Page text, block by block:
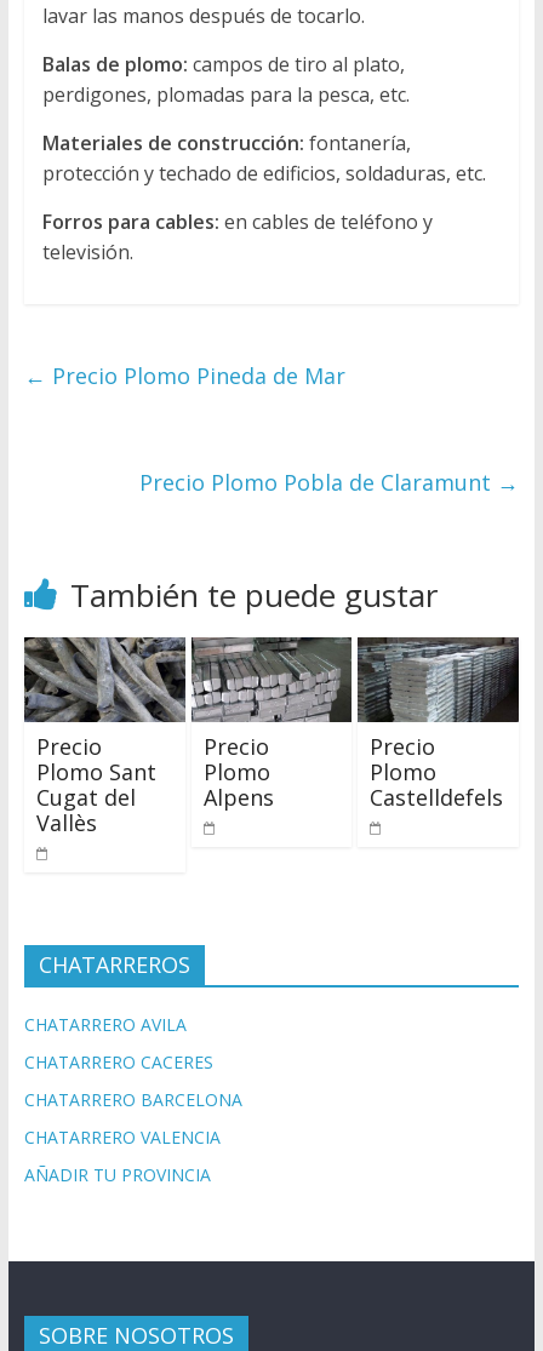
lavar las manos después de tocarlo.
Balas de plomo: campos de tiro al plato,
perdigones, plomadas para la pesca, etc.
Materiales de construcción: fontanería,
protección y techado de edificios, soldaduras, etc.
Forros para cables: en cables de teléfono y
televisión.
← Precio Plomo Pineda de Mar
Precio Plomo Pobla de Claramunt →
También te puede gustar
Precio
Plomo Sant
Cugat del
Vallès
Precio
Plomo
Alpens
Precio
Plomo
Castelldefels
CHATARREROS
CHATARRERO AVILA
CHATARRERO CACERES
CHATARRERO BARCELONA
CHATARRERO VALENCIA
AÑADIR TU PROVINCIA
SOBRE NOSOTROS